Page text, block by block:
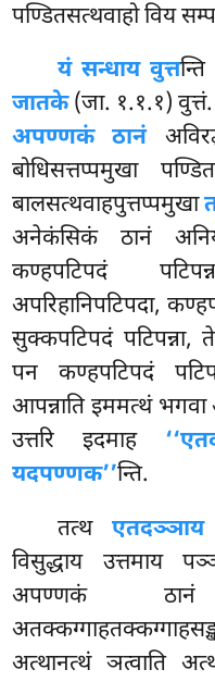
पण्डितसत्थवाहो विय
यं सन्धाय वुत्त
जातके(जा. १.१.१)
अपण्णकं ठानं
बोधिसत्तप्पमुखा
बालसत्थवाहपुत्तप्पमुखा
अनेकंसिकं ठानं
कण्हपटिपदं
अपरिहानिपटिपदा,
सुक्कपटिपदं पटिपन्ना,
पन कण्हपटिपदं
आपन्नाति इममत्थं भगवा
उत्तरि इदमाह
यदपण्णक’’न्ति.
तत्थ एतदञ्ञाय
विसुद्धाय उत्तमाय
अपण्णकं ठानं
अत्थानत्थं ञत्वाति